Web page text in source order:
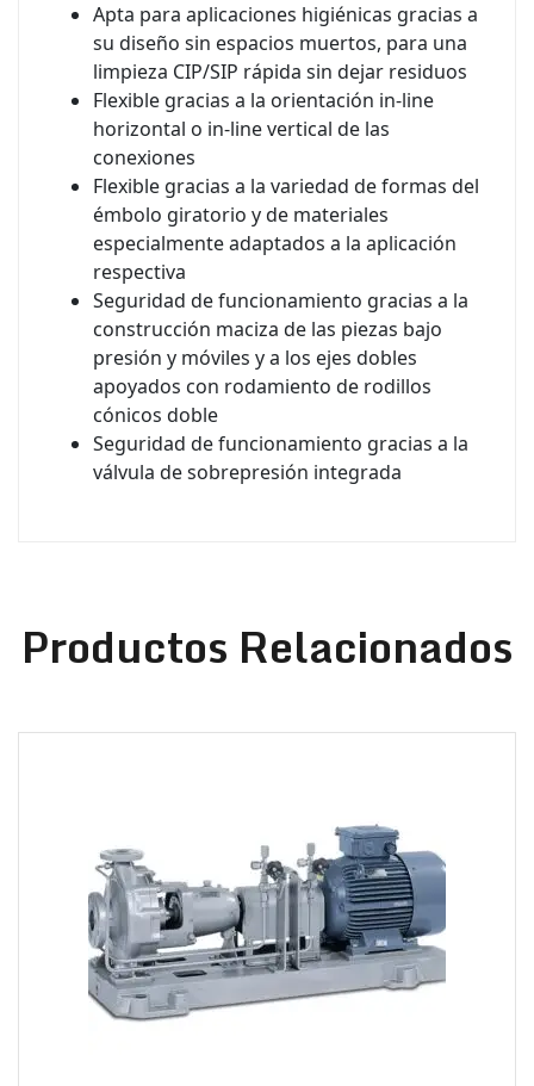
Apta para aplicaciones higiénicas gracias a
su diseño sin espacios muertos, para una
limpieza CIP/SIP rápida sin dejar residuos
Flexible gracias a la orientación in-line
horizontal o in-line vertical de las
conexiones
Flexible gracias a la variedad de formas del
émbolo giratorio y de materiales
especialmente adaptados a la aplicación
respectiva
Seguridad de funcionamiento gracias a la
construcción maciza de las piezas bajo
presión y móviles y a los ejes dobles
apoyados con rodamiento de rodillos
cónicos doble
Seguridad de funcionamiento gracias a la
válvula de sobrepresión integrada
Productos Relacionados